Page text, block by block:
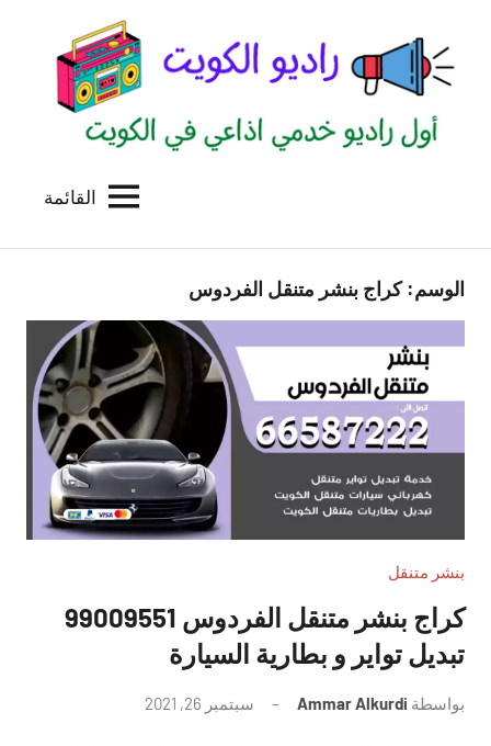
المحتوى
الكويت
للاعلانات
القائمة
الوسم:كراج بنشر متنقل الفردوس
بنشر متنقل
تبديل تواير و بطارية السيارة
بواسطة Ammar Alkurdi سبتمبر 26, 2021